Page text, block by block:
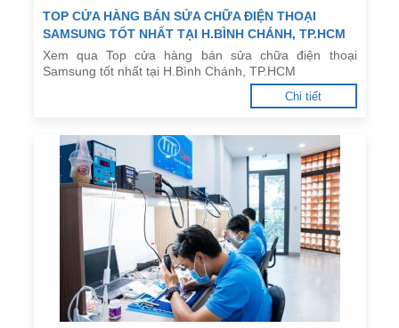
TOP CỬA HÀNG BÁN SỬA CHỮA ĐIỆN THOẠI
SAMSUNG TỐT NHẤT TẠI H.BÌNH CHÁNH, TP.HCM
Xem qua Top cửa hàng bán sửa chữa điện thoại
Samsung tốt nhất tại H.Bình Chánh, TP.HCM
Chi tiết